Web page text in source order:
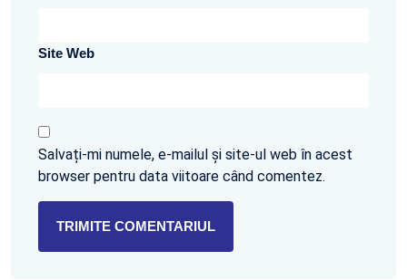
Site Web
Salvați-mi numele, e-mailul și site-ul web în acest
browser pentru data viitoare când comentez.